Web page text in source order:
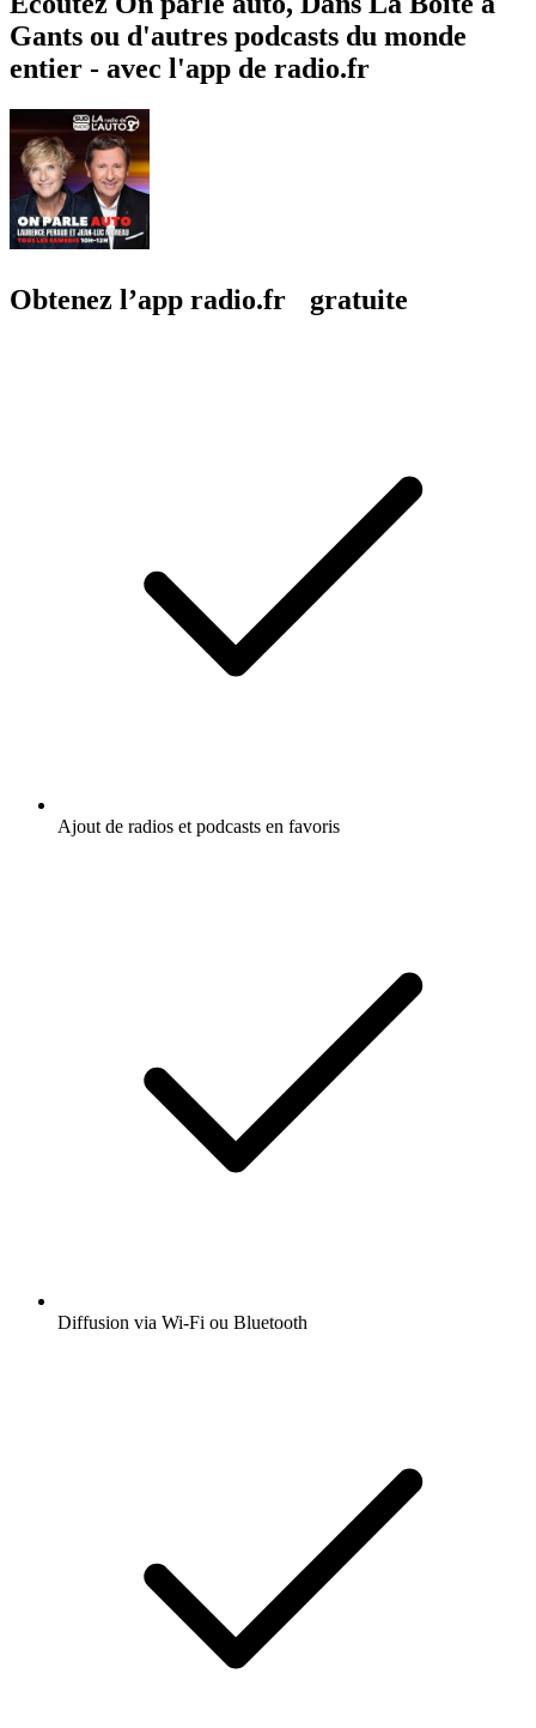
Gants ou d'autres podcasts du monde
entier - avec l'app de radio.fr
Obtenez l’app radio.fr gratuite
Ajout de radios et podcasts en favoris
Diffusion via Wi-Fi ou Bluetooth